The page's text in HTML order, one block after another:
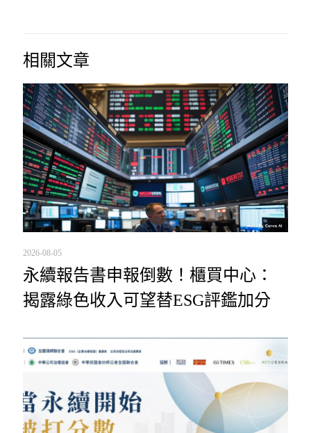
相關文章
2026-08-05
永續報告書申報倒數！櫃買中心：
揭露綠色收入可望替ESG評鑑加分